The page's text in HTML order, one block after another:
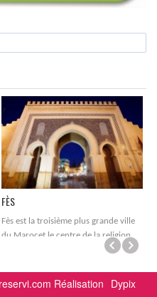
FÈS
Fès est la troisième plus grande ville
du Marocet le centre de la religion
Réalisation Dypix